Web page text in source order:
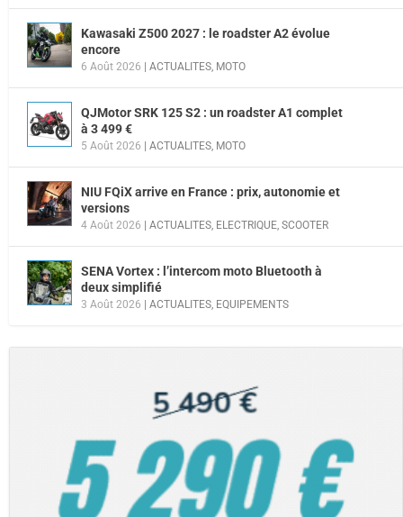
Kawasaki Z500 2027 : le roadster A2 évolue
encore
6 Août 2026 ACTUALITES, MOTO
QJMotor SRK 125 S2 : un roadster A1 complet
à 3 499 €
5 Août 2026 ACTUALITES, MOTO
NIU FQiX arrive en France : prix, autonomie et
versions
4 Août 2026 ACTUALITES, ELECTRIQUE, SCOOTER
SENA Vortex : l’intercom moto Bluetooth à
deux simplifié
3 Août 2026 ACTUALITES, EQUIPEMENTS